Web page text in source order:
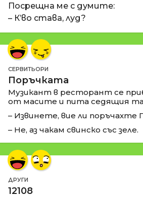
Посрещна ме с думите:
– К’во става, луд?
СЕРВИТЬОРИ
Поръчката
Музикант в ресторант се
от масите и пита седящия
– Извинете, вие ли поръчахте
– Не, аз чакам свинско със зеле.
ДРУГИ
12108